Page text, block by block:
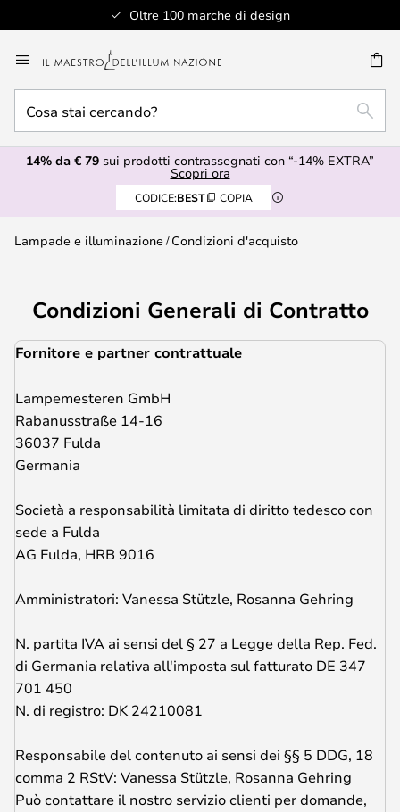
Assistenza clienti professionale
al
contenuto
stai
cercando?
14% da € 79 sui prodotti contrassegnati con “-14% EXTRA”
Scopri ora
CODICE:BEST COPIA
Lampade e illuminazione Condizioni d'acquisto
Condizioni Generali di Contratto
Fornitore e partner contrattuale
Lampemesteren GmbH
Rabanusstraße 14-16
36037 Fulda
Germania
Società a responsabilità limitata di diritto tedesco con
sede a Fulda
AG Fulda, HRB 9016
Amministratori: Vanessa Stützle, Rosanna Gehring
N. partita IVA ai sensi del § 27 a Legge della Rep. Fed.
di Germania relativa all'imposta sul fatturato DE 347
701 450
N. di registro: DK 24210081
Responsabile del contenuto ai sensi dei §§ 5 DDG, 18
comma 2 RStV: Vanessa Stützle, Rosanna Gehring
Può contattare il nostro servizio clienti per domande,